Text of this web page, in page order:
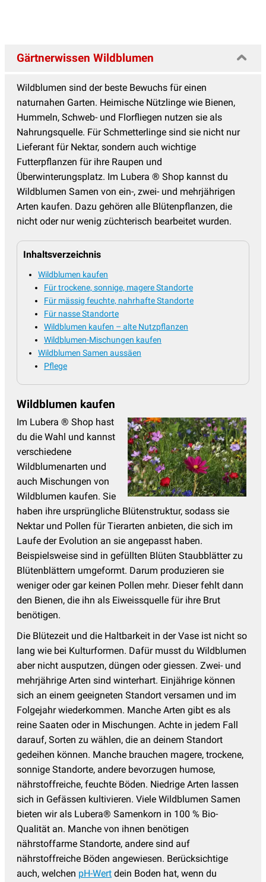
Gärtnerwissen Wildblumen
Wildblumen sind der beste Bewuchs für einen
naturnahen Garten. Heimische Nützlinge wie Bienen,
Hummeln, Schweb- und Florfliegen nutzen sie als
Nahrungsquelle. Für Schmetterlinge sind sie nicht nur
Lieferant für Nektar, sondern auch wichtige
Futterpflanzen für ihre Raupen und
Überwinterungsplatz. Im Lubera ® Shop kannst du
Wildblumen Samen von ein-, zwei- und mehrjährigen
Arten kaufen. Dazu gehören alle Blütenpflanzen, die
nicht oder nur wenig züchterisch bearbeitet wurden.
Inhaltsverzeichnis
Wildblumen kaufen
Für trockene, sonnige, magere Standorte
Für mässig feuchte, nahrhafte Standorte
Für nasse Standorte
Wildblumen kaufen – alte Nutzpflanzen
Wildblumen-Mischungen kaufen
Wildblumen Samen aussäen
Pflege
Wildblumen kaufen
Im Lubera ® Shop hast
du die Wahl und kannst
verschiedene
Wildblumenarten und
auch Mischungen von
Wildblumen kaufen. Sie
haben ihre ursprüngliche Blütenstruktur, sodass sie
Nektar und Pollen für Tierarten anbieten, die sich im
Laufe der Evolution an sie angepasst haben.
Beispielsweise sind in gefüllten Blüten Staubblätter zu
Blütenblättern umgeformt. Darum produzieren sie
weniger oder gar keinen Pollen mehr. Dieser fehlt dann
den Bienen, die ihn als Eiweissquelle für ihre Brut
benötigen.
Die Blütezeit und die Haltbarkeit in der Vase ist nicht so
lang wie bei Kulturformen. Dafür musst du Wildblumen
aber nicht ausputzen, düngen oder giessen. Zwei- und
mehrjährige Arten sind winterhart. Einjährige können
sich an einem geeigneten Standort versamen und im
Folgejahr wiederkommen. Manche Arten gibt es als
reine Saaten oder in Mischungen. Achte in jedem Fall
darauf, Sorten zu wählen, die an deinem Standort
gedeihen können. Manche brauchen magere, trockene,
sonnige Standorte, andere bevorzugen humose,
nährstoffreiche, feuchte Böden. Niedrige Arten lassen
sich in Gefässen kultivieren. Viele Wildblumen Samen
bieten wir als Lubera® Samenkorn in 100 % Bio-
Qualität an. Manche von ihnen benötigen
nährstoffarme Standorte, andere sind auf
nährstoffreiche Böden angewiesen. Berücksichtige
auch, welchen pH-Wert dein Boden hat, wenn du